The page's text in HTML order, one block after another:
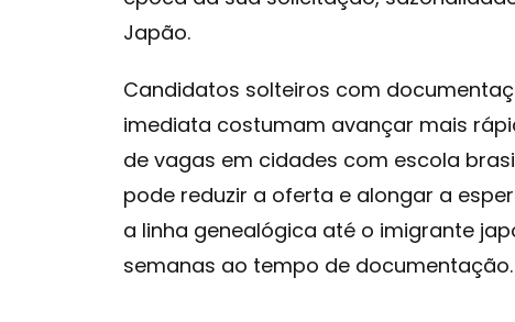
Japão.
Candidatos solteiros com
imediata costumam avançar mais
de vagas em cidades com escola
pode reduzir a oferta e alongar a
a linha genealógica até o imigrante
semanas ao tempo de documentação.